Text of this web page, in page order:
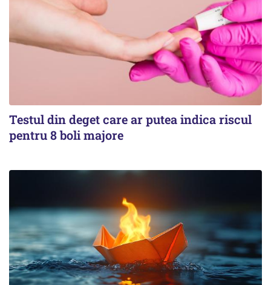
Testul din deget care ar putea indica riscul
pentru 8 boli majore